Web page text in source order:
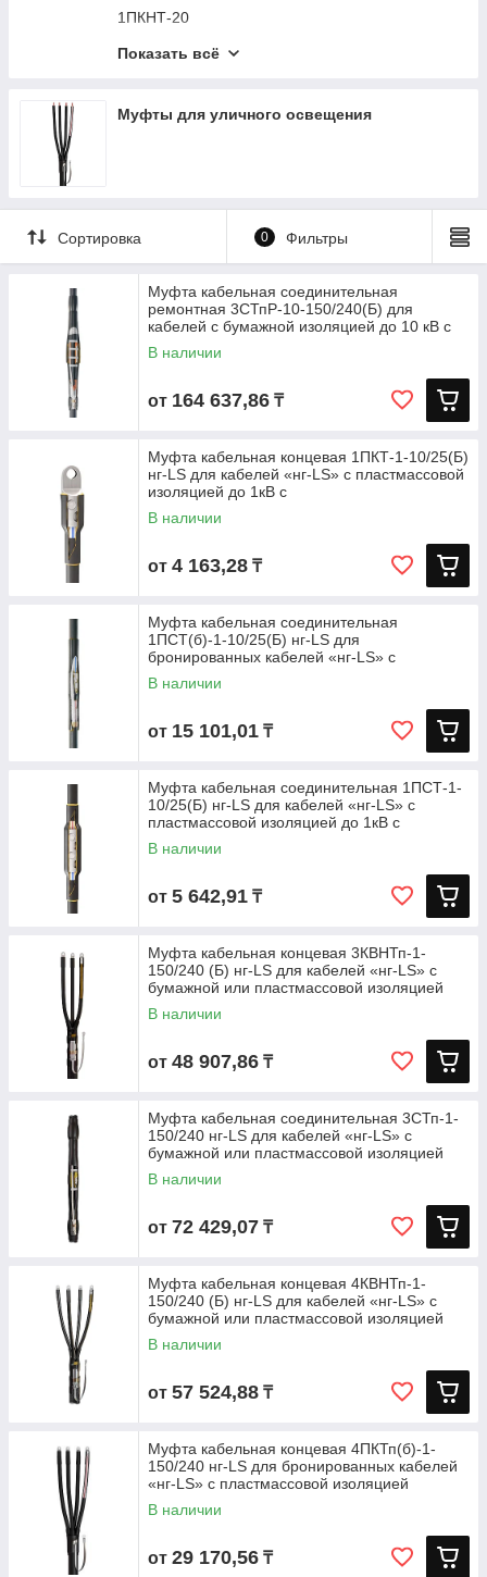
4ПКТп-1
4ПСТ-1
4РКТп-1
4СТп-1 (пайка)
5ПКТп-1
5ПТО-1
ККТнг-LS
МКС
ПКТп мини
ПКТп мини нг-LS
1ПКНТ-20
1ПКНТ-35
1ПСТ-35
Показать всё
Муфты для уличного освещения
Сортировка 0 Фильтры
Муфта кабельная соединительная
ремонтная 3СТпР-10-150/240(Б) для
кабелей с бумажной изоляцией до 10 кВ с
В наличии
от 164 637,86 ₸
Муфта кабельная концевая 1ПКТ-1-10/25(Б)
нг-LS для кабелей «нг-LS» с пластмассовой
изоляцией до 1кВ с
В наличии
от 4 163,28 ₸
Муфта кабельная соединительная
1ПСТ(б)-1-10/25(Б) нг-LS для
бронированных кабелей «нг-LS» с
пластмассовой
В наличии
от 15 101,01 ₸
Муфта кабельная соединительная 1ПСТ-1-
10/25(Б) нг-LS для кабелей «нг-LS» с
пластмассовой изоляцией до 1кВ с
В наличии
от 5 642,91 ₸
Муфта кабельная концевая 3КВНТп-1-
150/240 (Б) нг-LS для кабелей «нг-LS» с
бумажной или пластмассовой изоляцией
В наличии
от 48 907,86 ₸
Муфта кабельная соединительная 3СТп-1-
150/240 нг-LS для кабелей «нг-LS» с
бумажной или пластмассовой изоляцией
В наличии
от 72 429,07 ₸
Муфта кабельная концевая 4КВНТп-1-
150/240 (Б) нг-LS для кабелей «нг-LS» с
бумажной или пластмассовой изоляцией
В наличии
от 57 524,88 ₸
Муфта кабельная концевая 4ПКТп(б)-1-
150/240 нг-LS для бронированных кабелей
«нг-LS» с пластмассовой изоляцией
В наличии
от 29 170,56 ₸